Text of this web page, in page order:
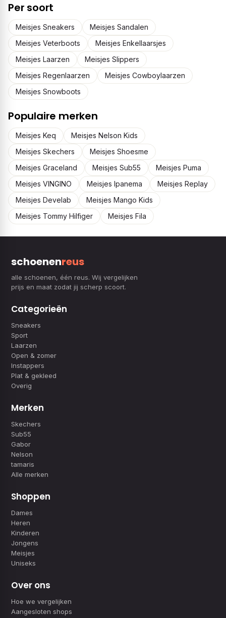
Per soort
Meisjes Sneakers
Meisjes Sandalen
Meisjes Veterboots
Meisjes Enkellaarsjes
Meisjes Laarzen
Meisjes Slippers
Meisjes Regenlaarzen
Meisjes Cowboylaarzen
Meisjes Snowboots
Populaire merken
Meisjes Keq
Meisjes Nelson Kids
Meisjes Skechers
Meisjes Shoesme
Meisjes Graceland
Meisjes Sub55
Meisjes Puma
Meisjes VINGINO
Meisjes Ipanema
Meisjes Replay
Meisjes Develab
Meisjes Mango Kids
Meisjes Tommy Hilfiger
Meisjes Fila
schoenenreus
alle schoenen, één reus. Wij vergelijken
prijs en maat zodat jij scherp scoort.
Categorieën
Sneakers
Sport
Laarzen
Open & zomer
Instappers
Plat & gekleed
Overig
Merken
Skechers
Sub55
Gabor
Nelson
tamaris
Alle merken
Shoppen
Dames
Heren
Kinderen
Jongens
Meisjes
Uniseks
Over ons
Hoe we vergelijken
Aangesloten shops